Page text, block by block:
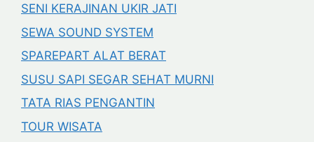
SENI KERAJINAN UKIR JATI
SEWA SOUND SYSTEM
SPAREPART ALAT BERAT
SUSU SAPI SEGAR SEHAT MURNI
TATA RIAS PENGANTIN
TOUR WISATA